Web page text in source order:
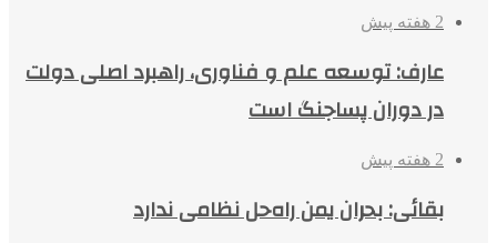
2 هفته پیش
عارف: توسعه علم و فناوری، راهبرد اصلی دولت
در دوران پساجنگ است
2 هفته پیش
بقائی: بحران یمن راه‌حل نظامی ندارد